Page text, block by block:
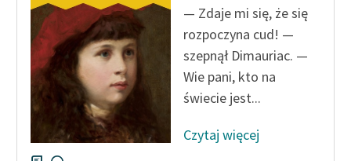
O projekcie
Zespół
Zasady wykorzystania
Wolnych Lektur
Logotypy
— Zdaje mi się, że się
rozpoczyna cud! —
szepnął Dimauriac. —
Wie pani, kto na
świecie jest...
Czytaj więcej